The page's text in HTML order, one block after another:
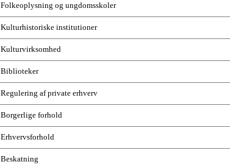
Folkeoplysning og ungdomsskoler
Kulturhistoriske institutioner
Kulturvirksomhed
Biblioteker
Regulering af private erhverv
Borgerlige forhold
Erhvervsforhold
Beskatning